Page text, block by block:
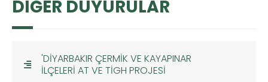
DIĞER DUYURULAR
'DİYARBAKIR ÇERMİK VE KAYAPINAR
İLÇELERİ AT VE TİGH PROJESİ